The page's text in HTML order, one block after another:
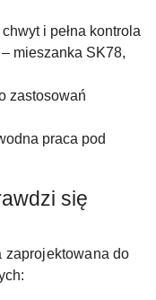
i pełna kontrola
– mieszanka SK78,
zastosowań
praca pod
się
zaprojektowana do